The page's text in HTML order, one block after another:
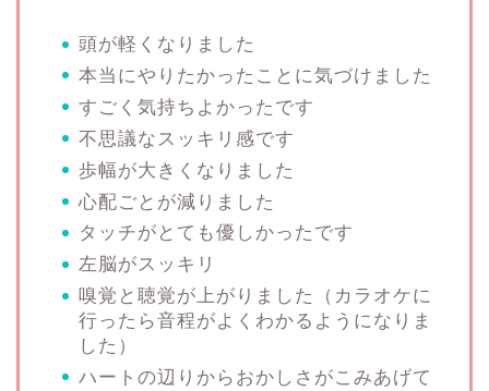
頭が軽くなりました
本当にやりたかったことに気づけました
すごく気持ちよかったです
不思議なスッキリ感です
歩幅が大きくなりました
心配ごとが減りました
タッチがとても優しかったです
左脳がスッキリ
嗅覚と聴覚が上がりました（カラオケに
行ったら音程がよくわかるようになりま
した）
ハートの辺りからおかしさがこみあげて